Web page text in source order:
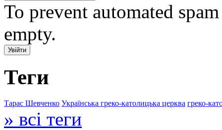
To prevent automated
empty.
Теги
Тарас Шевченко Українська греко-католицька церква греко-
» всі теги